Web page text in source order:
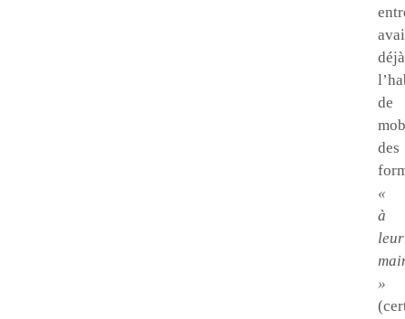
déjà
de
des
«
à
leur
»